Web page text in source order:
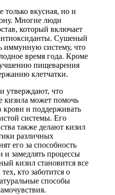
вкусная, но и
Многие люди
который включает
Сушеный
иммунную систему, что
время года. Кроме
пищеварения
клетчатки.
утверждают, что
кизила может помочь
крови и поддерживать
системы. Его
также делают кизил
различных
его за способность
и замедлять процессы
кизил становится все
кто заботится о
способы